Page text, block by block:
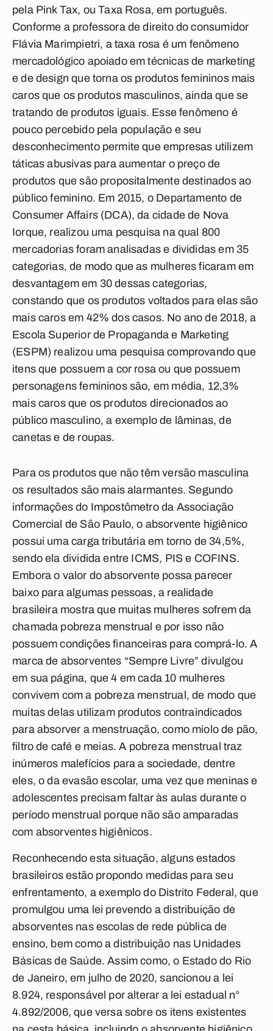
pela Pink Tax, ou Taxa Rosa, em português.
Conforme a professora de direito do consumidor
Flávia Marimpietri, a taxa rosa é um fenômeno
mercadológico apoiado em técnicas de marketing
e de design que torna os produtos femininos mais
caros que os produtos masculinos, ainda que se
tratando de produtos iguais. Esse fenômeno é
pouco percebido pela população e seu
desconhecimento permite que empresas utilizem
táticas abusivas para aumentar o preço de
produtos que são propositalmente destinados ao
público feminino. Em 2015, o Departamento de
Consumer Affairs (DCA), da cidade de Nova
Iorque, realizou uma pesquisa na qual 800
mercadorias foram analisadas e divididas em 35
categorias, de modo que as mulheres ficaram em
desvantagem em 30 dessas categorias,
constando que os produtos voltados para elas são
mais caros em 42% dos casos. No ano de 2018, a
Escola Superior de Propaganda e Marketing
(ESPM) realizou uma pesquisa comprovando que
itens que possuem a cor rosa ou que possuem
personagens femininos são, em média, 12,3%
mais caros que os produtos direcionados ao
público masculino, a exemplo de lâminas, de
canetas e de roupas.
Para os produtos que não têm versão masculina
os resultados são mais alarmantes. Segundo
informações do Impostômetro da Associação
Comercial de São Paulo, o absorvente higiênico
possui uma carga tributária em torno de 34,5%,
sendo ela dividida entre ICMS, PIS e COFINS.
Embora o valor do absorvente possa parecer
baixo para algumas pessoas, a realidade
brasileira mostra que muitas mulheres sofrem da
chamada pobreza menstrual e por isso não
possuem condições financeiras para comprá-lo. A
marca de absorventes “Sempre Livre” divulgou
em sua página, que 4 em cada 10 mulheres
convivem com a pobreza menstrual, de modo que
muitas delas utilizam produtos contraindicados
para absorver a menstruação, como miolo de pão,
filtro de café e meias. A pobreza menstrual traz
inúmeros malefícios para a sociedade, dentre
eles, o da evasão escolar, uma vez que meninas e
adolescentes precisam faltar às aulas durante o
período menstrual porque não são amparadas
com absorventes higiênicos.
Reconhecendo esta situação, alguns estados
brasileiros estão propondo medidas para seu
enfrentamento, a exemplo do Distrito Federal, que
promulgou uma lei prevendo a distribuição de
absorventes nas escolas de rede pública de
ensino, bem como a distribuição nas Unidades
Básicas de Saúde. Assim como, o Estado do Rio
de Janeiro, em julho de 2020, sancionou a lei
8.924, responsável por alterar a lei estadual n°
4.892/2006, que versa sobre os itens existentes